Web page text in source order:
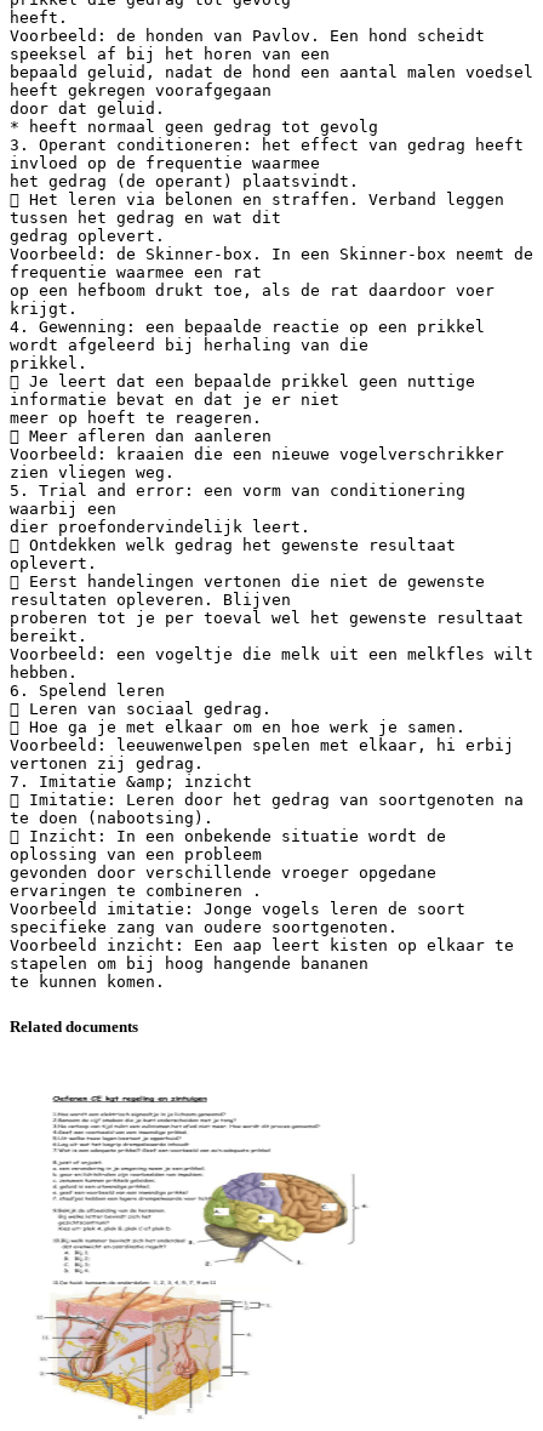
heeft.
Voorbeeld: de honden van Pavlov. Een hond scheidt
speeksel af bij het horen van een
bepaald geluid, nadat de hond een aantal malen voedsel
heeft gekregen voorafgegaan
door dat geluid.
* heeft normaal geen gedrag tot gevolg
3. Operant conditioneren: het effect van gedrag heeft
invloed op de frequentie waarmee
het gedrag (de operant) plaatsvindt.
 Het leren via belonen en straffen. Verband leggen
tussen het gedrag en wat dit
gedrag oplevert.
Voorbeeld: de Skinner-box. In een Skinner-box neemt de
frequentie waarmee een rat
op een hefboom drukt toe, als de rat daardoor voer
krijgt.
4. Gewenning: een bepaalde reactie op een prikkel
wordt afgeleerd bij herhaling van die
prikkel.
 Je leert dat een bepaalde prikkel geen nuttige
informatie bevat en dat je er niet
meer op hoeft te reageren.
 Meer afleren dan aanleren
Voorbeeld: kraaien die een nieuwe vogelverschrikker
zien vliegen weg.
5. Trial and error: een vorm van conditionering
waarbij een
dier proefondervindelijk leert.
 Ontdekken welk gedrag het gewenste resultaat
oplevert.
 Eerst handelingen vertonen die niet de gewenste
resultaten opleveren. Blijven
proberen tot je per toeval wel het gewenste resultaat
bereikt.
Voorbeeld: een vogeltje die melk uit een melkfles wilt
hebben.
6. Spelend leren
 Leren van sociaal gedrag.
 Hoe ga je met elkaar om en hoe werk je samen.
Voorbeeld: leeuwenwelpen spelen met elkaar, hi erbij
vertonen zij gedrag.
7. Imitatie &amp; inzicht
 Imitatie: Leren door het gedrag van soortgenoten na
te doen (nabootsing).
 Inzicht: In een onbekende situatie wordt de
oplossing van een probleem
gevonden door verschillende vroeger opgedane
ervaringen te combineren .
Voorbeeld imitatie: Jonge vogels leren de soort
specifieke zang van oudere soortgenoten.
Voorbeeld inzicht: Een aap leert kisten op elkaar te
stapelen om bij hoog hangende bananen
Related documents